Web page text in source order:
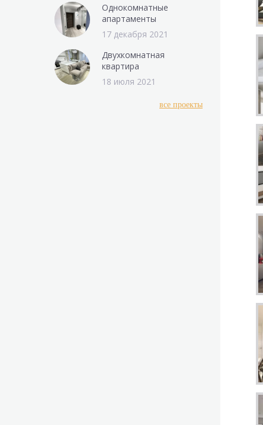
Однокомнатные
апартаменты
17 декабря 2021
Двухкомнатная
квартира
18 июля 2021
все проекты